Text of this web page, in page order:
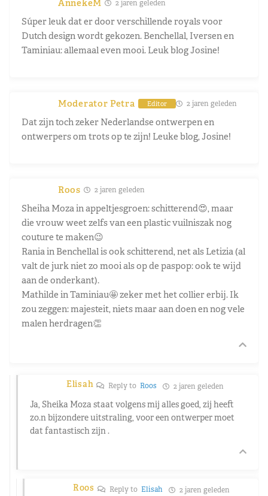
AnnekeM 2 jaren geleden
Súper leuk dat er door verschillende royals voor
Dutch design wordt gekozen. Benchellal, Iversen en
Taminiau: allemaal even mooi. Leuk blog Josine!
Moderator Petra Editor 2 jaren geleden
Dat zijn toch zeker Nederlandse ontwerpen en
ontwerpers om trots op te zijn! Leuke blog, Josine!
Roos 2 jaren geleden
Sheiha Moza in appeltjesgroen: schitterend😍, maar
die vrouw weet zelfs van een plastic vuilniszak nog
couture te maken😉
Rania in Benchellal is ook schitterend, net als Letizia (al
valt de jurk niet zo mooi als op de paspop: ook te wijd
aan de onderkant).
Mathilde in Taminiau🤩 zeker met het collier erbij. Ik
zou zeggen: majesteit, niets maar aan doen en nog vele
malen herdragen👏
Elisah Reply toRoos 2 jaren geleden
Ja, Sheika Moza staat volgens mij alles goed, zij heeft
zo.n bijzondere uitstraling, voor een ontwerper moet
dat fantastisch zijn .
Roos Reply to Elisah 2 jaren geleden